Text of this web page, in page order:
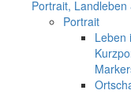
Portrait, Landleben
Portrait
Leben